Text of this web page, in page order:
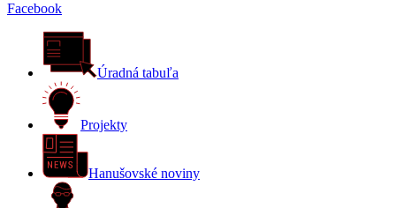
Facebook
Úradná tabuľa
Projekty
Hanušovské noviny